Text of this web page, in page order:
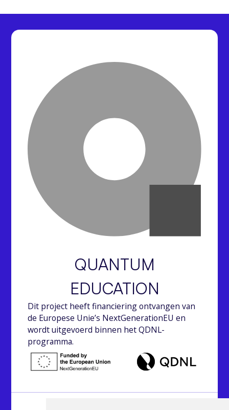
QUANTUM
EDUCATION
Dit project heeft financiering ontvangen van
de Europese Unie’s NextGenerationEU en
wordt uitgevoerd binnen het QDNL-
programma.